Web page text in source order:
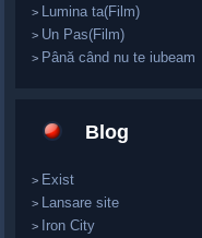
> Lumina ta(Film)
> Un Pas(Film)
> Până când nu te iubeam
Blog
> Exist
> Lansare site
> Iron City